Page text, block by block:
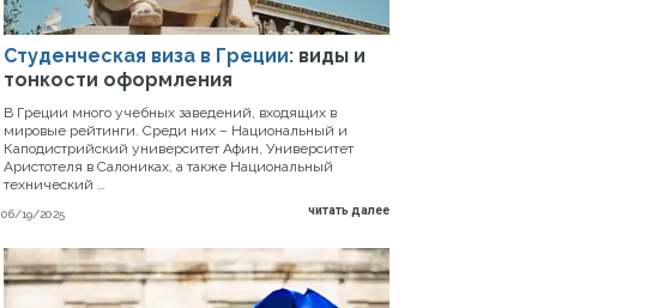
Студенческая виза в Греции: виды и
тонкости оформления
06/19/2025
В Греции много учебных заведений, входящих в
мировые рейтинги. Среди них – Национальный и
Каподистрийский университет Афин, Университет
Аристотеля в Салониках, а также Национальный
технический …
читать далее